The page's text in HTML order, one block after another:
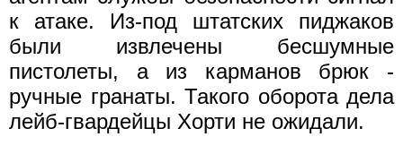
к атаке. Из-под штатских пиджаков
были извлечены бесшумные
пистолеты, а из карманов брюк -
ручные гранаты. Такого оборота дела
лейб-гвардейцы Хорти не ожидали.